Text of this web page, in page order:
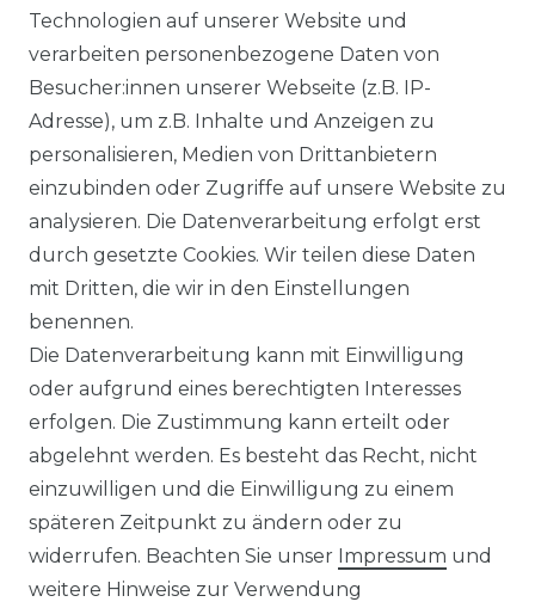
Technologien auf unserer Website und
verarbeiten personenbezogene Daten von
Besucher:innen unserer Webseite (z.B. IP-
Adresse), um z.B. Inhalte und Anzeigen zu
personalisieren, Medien von Drittanbietern
einzubinden oder Zugriffe auf unsere Website zu
analysieren. Die Datenverarbeitung erfolgt erst
durch gesetzte Cookies. Wir teilen diese Daten
mit Dritten, die wir in den Einstellungen
benennen.
Die Datenverarbeitung kann mit Einwilligung
oder aufgrund eines berechtigten Interesses
erfolgen. Die Zustimmung kann erteilt oder
abgelehnt werden. Es besteht das Recht, nicht
einzuwilligen und die Einwilligung zu einem
späteren Zeitpunkt zu ändern oder zu
widerrufen. Beachten Sie unser Impressum und
weitere Hinweise zur Verwendung